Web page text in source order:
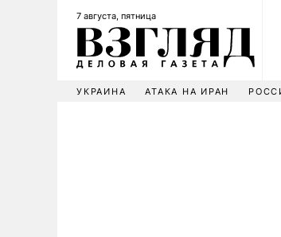
7 августа, пятница
УКРАИНА АТАКА НА ИРАН